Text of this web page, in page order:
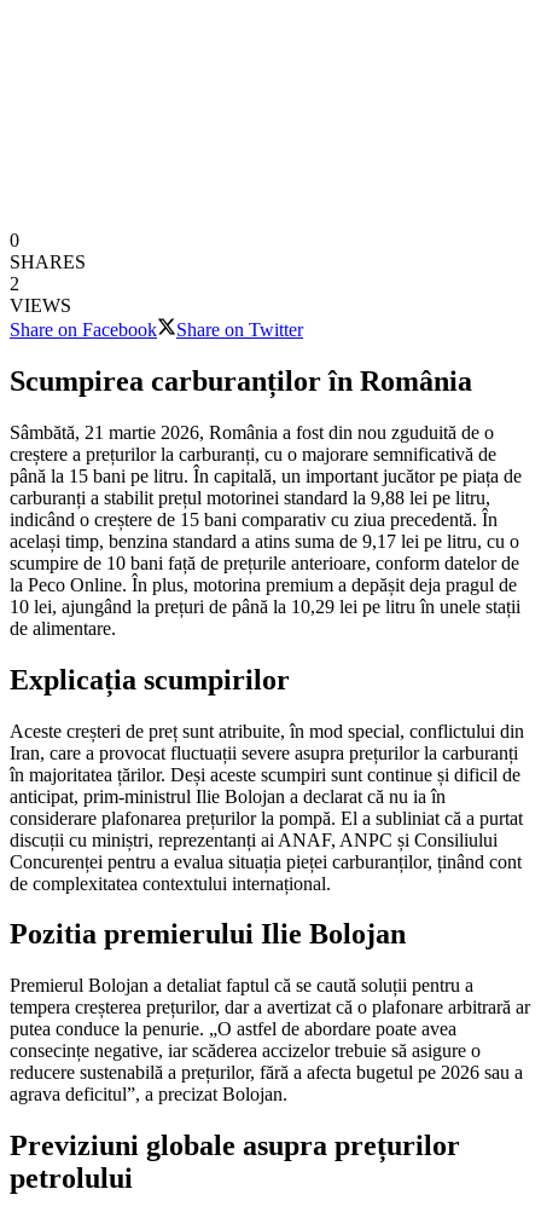
0
SHARES
2
VIEWS
Share on Facebook
Share on Twitter
Scumpirea carburanților în România
Sâmbătă, 21 martie 2026, România a fost din nou zguduită de o
creștere a prețurilor la carburanți, cu o majorare semnificativă de
până la 15 bani pe litru. În capitală, un important jucător pe piața de
carburanți a stabilit prețul motorinei standard la 9,88 lei pe litru,
indicând o creștere de 15 bani comparativ cu ziua precedentă. În
același timp, benzina standard a atins suma de 9,17 lei pe litru, cu o
scumpire de 10 bani față de prețurile anterioare, conform datelor de
la Peco Online. În plus, motorina premium a depășit deja pragul de
10 lei, ajungând la prețuri de până la 10,29 lei pe litru în unele stații
de alimentare.
Explicația scumpirilor
Aceste creșteri de preț sunt atribuite, în mod special, conflictului din
Iran, care a provocat fluctuații severe asupra prețurilor la carburanți
în majoritatea țărilor. Deși aceste scumpiri sunt continue și dificil de
anticipat, prim-ministrul Ilie Bolojan a declarat că nu ia în
considerare plafonarea prețurilor la pompă. El a subliniat că a purtat
discuții cu miniștri, reprezentanți ai ANAF, ANPC și Consiliului
Concurenței pentru a evalua situația pieței carburanților, ținând cont
de complexitatea contextului internațional.
Pozitia premierului Ilie Bolojan
Premierul Bolojan a detaliat faptul că se caută soluții pentru a
tempera creșterea prețurilor, dar a avertizat că o plafonare arbitrară ar
putea conduce la penurie. „O astfel de abordare poate avea
consecințe negative, iar scăderea accizelor trebuie să asigure o
reducere sustenabilă a prețurilor, fără a afecta bugetul pe 2026 sau a
agrava deficitul”, a precizat Bolojan.
Previziuni globale asupra prețurilor
petrolului